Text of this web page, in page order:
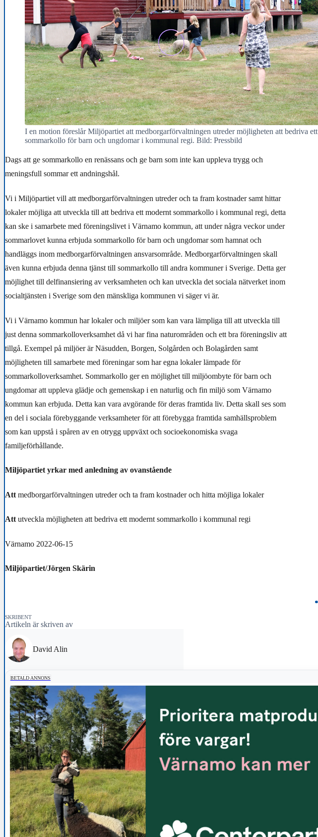
I en motion föreslår Miljöpartiet att medborgarförvaltningen utreder möjligheten att bedriva ett
sommarkollo för barn och ungdomar i kommunal regi. Bild: Pressbild
Dags att ge sommarkollo en renässans och ge barn som inte kan uppleva trygg och
meningsfull sommar ett andningshål.
Vi i Miljöpartiet vill att medborgarförvaltningen utreder och ta fram kostnader samt hittar
lokaler möjliga att utveckla till att bedriva ett modernt sommarkollo i kommunal regi, detta
kan ske i samarbete med föreningslivet i Värnamo kommun, att under några veckor under
sommarlovet kunna erbjuda sommarkollo för barn och ungdomar som hamnat och
handläggs inom medborgarförvaltningen ansvarsområde. Medborgarförvaltningen skall
även kunna erbjuda denna tjänst till sommarkollo till andra kommuner i Sverige. Detta ger
möjlighet till delfinansiering av verksamheten och kan utveckla det sociala nätverket inom
socialtjänsten i Sverige som den mänskliga kommunen vi säger vi är.
Vi i Värnamo kommun har lokaler och miljöer som kan vara lämpliga till att utveckla till
just denna sommarkolloverksamhet då vi har fina naturområden och ett bra föreningsliv att
tillgå. Exempel på miljöer är Näsudden, Borgen, Solgården och Bolagården samt
möjligheten till samarbete med föreningar som har egna lokaler lämpade för
sommarkolloverksamhet. Sommarkollo ger en möjlighet till miljöombyte för barn och
ungdomar att uppleva glädje och gemenskap i en naturlig och fin miljö som Värnamo
kommun kan erbjuda. Detta kan vara avgörande för deras framtida liv. Detta skall ses som
en del i sociala förebyggande verksamheter för att förebygga framtida samhällsproblem
som kan uppstå i spåren av en otrygg uppväxt och socioekonomiska svaga
familjeförhållande.
Miljöpartiet yrkar med anledning av ovanstående
Att medborgarförvaltningen utreder och ta fram kostnader och hitta möjliga lokaler
Att utveckla möjligheten att bedriva ett modernt sommarkollo i kommunal regi
Värnamo 2022-06-15
Miljöpartiet/Jörgen Skärin
SKRIBENT
Artikeln är skriven av
David Alin
BETALD ANNONS